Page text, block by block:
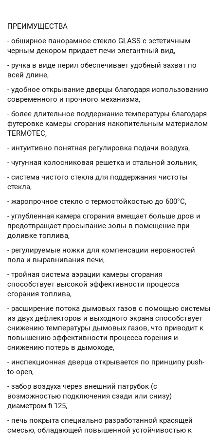
ПРЕИМУЩЕСТВА
- обширное панорамное стекло GLASS с эстетичным
черным декором придает печи элегантный вид,
- ручка в виде перил обеспечивает удобный захват по
всей длине,
- удобное открывание дверцы благодаря использованию
современного и прочного механизма,
- более длительное поддержание температуры благодаря
футеровке камеры сгорания накопительным материалом
TERMOTEC,
- интуитивно понятная регулировка подачи воздуха,
- чугунная колосниковая решетка и стальной зольник,
- система чистого стекла для поддержания чистоты
стекла,
- жаропрочное стекло с термостойкостью до 600°C,
- углубленная камера сгорания вмещает больше дров и
предотвращает просыпание золы в помещение при
доливке топлива,
- регулируемые ножки для компенсации неровностей
пола и выравнивания печи,
- тройная система аэрации камеры сгорания
способствует высокой эффективности процесса
сгорания топлива,
- расширение потока дымовых газов с помощью системы
из двух дефлекторов и выходного экрана способствует
снижению температуры дымовых газов, что приводит к
повышению эффективности процесса горения и
снижению потерь в дымоходе,
- инспекционная дверца открывается по принципу push-
to-open,
- забор воздуха через внешний патрубок (с
возможностью подключения сзади или снизу)
диаметром fi 125,
- печь покрыта специально разработанной красящей
смесью, обладающей повышенной устойчивостью к